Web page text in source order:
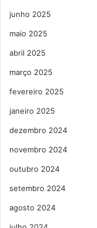
junho 2025
maio 2025
abril 2025
março 2025
fevereiro 2025
janeiro 2025
dezembro 2024
novembro 2024
outubro 2024
setembro 2024
agosto 2024